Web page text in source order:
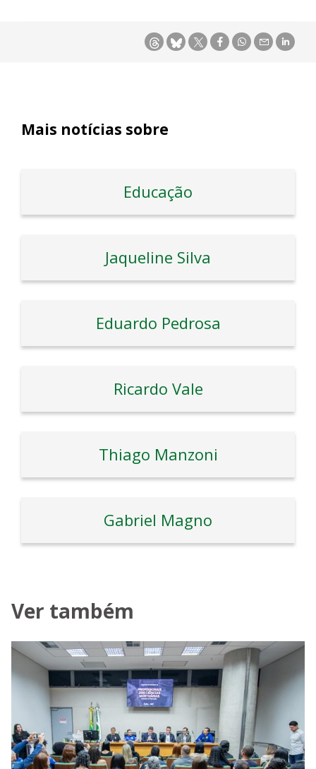
Mais notícias sobre
Educação
Jaqueline Silva
Eduardo Pedrosa
Ricardo Vale
Thiago Manzoni
Gabriel Magno
Ver também